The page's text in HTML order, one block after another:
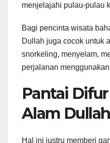
menjelajahi pulau-pulau
Bagi pencinta wisata
Dullah juga cocok untuk
snorkeling, menyelam,
perjalanan
Pantai
Alam
Hal ini justru memberi